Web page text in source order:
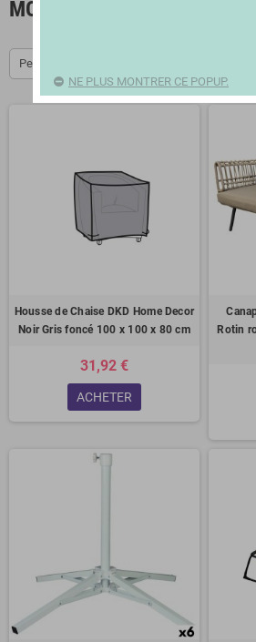
MOBILIER D´EXTÉRIEUR
Pertinence
Housse de Chaise DKD Home Decor
Noir Gris foncé 100 x 100 x 80 cm
31,92 €
ACHETER
Rotin
NE PLUS MONTRER CE POPUP.